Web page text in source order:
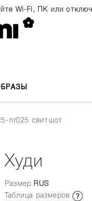
Wi-Fi, ПК или
nr025 свитшот
Худи
Размер
RUS
Таблица размеров